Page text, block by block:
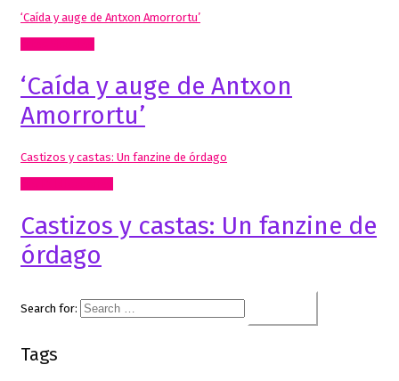
‘Caída y auge de Antxon Amorrortu’
‘Caída y auge de Antxon
Amorrortu’
Castizos y castas: Un fanzine de órdago
Castizos y castas: Un fanzine de
órdago
Search for:
Tags